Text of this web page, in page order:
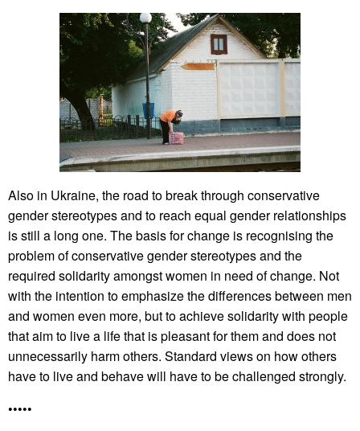
Also in Ukraine, the road to break through conservative
gender stereotypes and to reach equal gender relationships
is still a long one. The basis for change is recognising the
problem of conservative gender stereotypes and the
required solidarity amongst women in need of change. Not
with the intention to emphasize the differences between men
and women even more, but to achieve solidarity with people
that aim to live a life that is pleasant for them and does not
unnecessarily harm others. Standard views on how others
have to live and behave will have to be challenged strongly.
•••••